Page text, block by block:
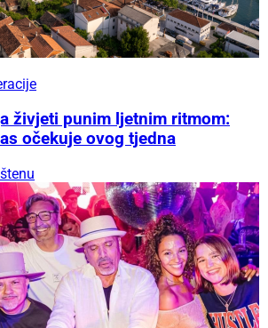
živjeti punim ljetnim ritmom:
očekuje ovog tjedna